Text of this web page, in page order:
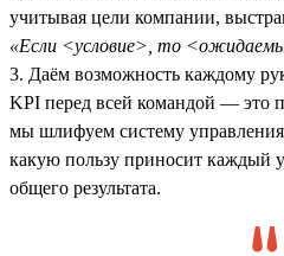
учитывая цели компании,
«Если <условие>, то
3. Даём возможность каждому
KPI перед всей командой — это
мы шлифуем систему
какую пользу приносит каждый
общего результата.